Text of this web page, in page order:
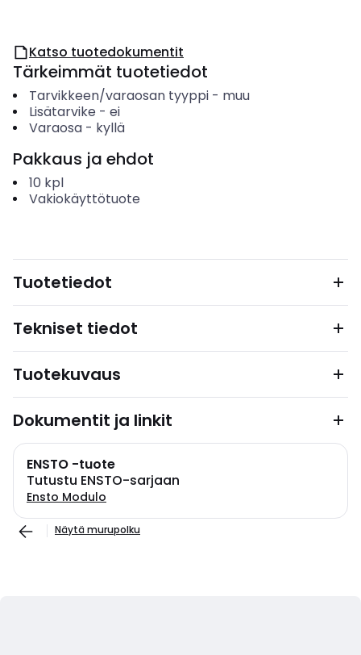
Katso tuotedokumentit
Tärkeimmät tuotetiedot
Tarvikkeen/varaosan tyyppi- muu
Lisätarvike - ei
Varaosa- kyllä
Pakkaus ja ehdot
10 kpl
Vakiokäyttötuote
Tuotetiedot
Tekniset tiedot
Tuotekuvaus
Dokumentit ja linkit
ENSTO -tuote
Tutustu ENSTO-sarjaan
Ensto Modulo
Näytä murupolku